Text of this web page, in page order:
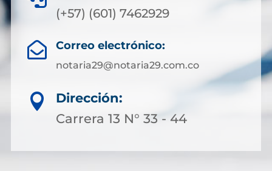
(+57) (601) 7462929
 Correo electrónico:
notaria29@notaria29.com.co

Dirección:
Carrera 13 N° 33 - 44